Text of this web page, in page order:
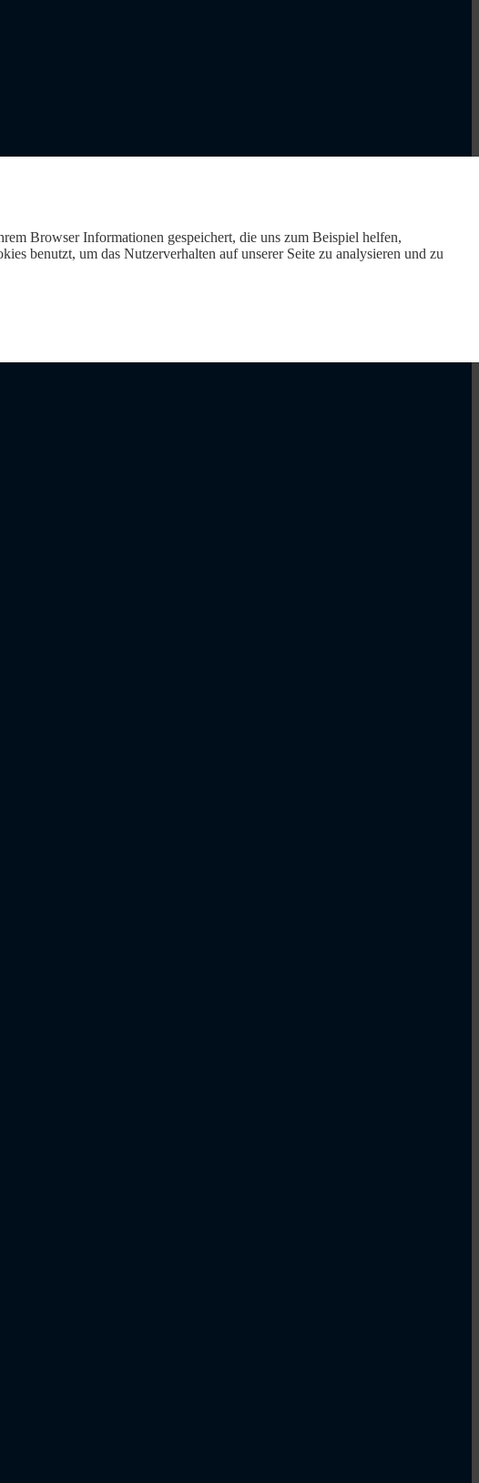
Browser Informationen gespeichert, die uns zum Beispiel helfen,
benutzt, um das Nutzerverhalten auf unserer Seite zu analysieren und zu